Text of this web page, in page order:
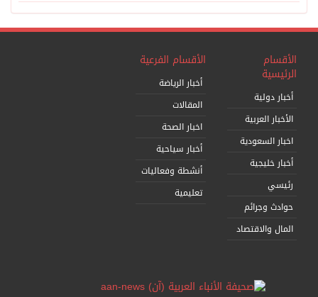
الأقسام
الرئيسية
أخبار دولية
الأخبار العربية
اخبار السعودية
أخبار خليجية
رئيسي
حوادث وجرائم
المال والاقتصاد
الأقسام الفرعية
أخبار الرياضة
المقالات
اخبار الصحة
أخبار سياحية
أنشطة وفعاليات
تعليمية